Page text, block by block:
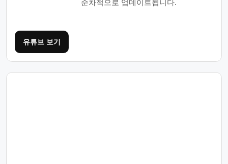
순차적으로 업데이트됩니다.
유튜브 보기